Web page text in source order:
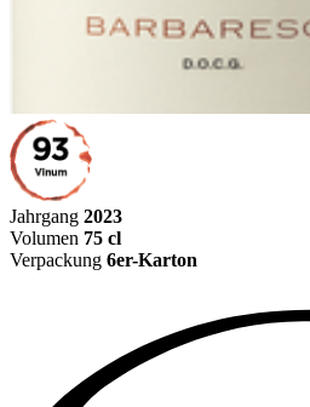
Jahrgang 2023
Volumen 75 cl
Verpackung 6er-Karton